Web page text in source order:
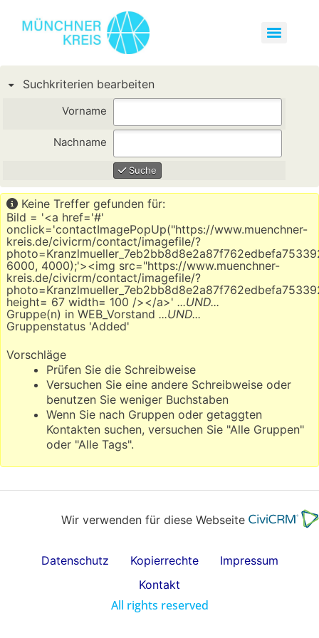
Suchkriterien bearbeiten
Vorname
Nachname
Suche
Keine Treffer gefunden für:
Bild = '<a href='#'
onclick='contactImagePopUp("https://www.muenchner-
kreis.de/civicrm/contact/imagefile/?
6000, 4000);'><img src="https://www.muenchner-
kreis.de/civicrm/contact/imagefile/?
height= 67 width= 100 /></a>' ...UND...
Gruppe(n) in WEB_Vorstand ...UND...
Gruppenstatus 'Added'
Vorschläge
Prüfen Sie die Schreibweise
Versuchen Sie eine andere Schreibweise oder
benutzen Sie weniger Buchstaben
Wenn Sie nach Gruppen oder getaggten
Kontakten suchen, versuchen Sie "Alle Gruppen"
oder "Alle Tags".
Wir verwenden für diese Webseite
Datenschutz Kopierrechte
Impressum
Kontakt
All rights reserved